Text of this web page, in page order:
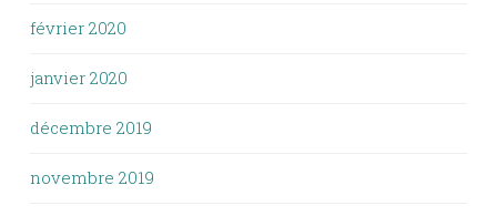
février 2020
janvier 2020
décembre 2019
novembre 2019